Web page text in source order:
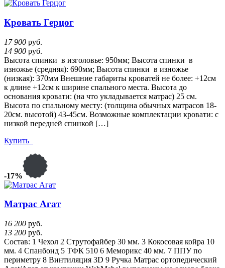
Кровать Герцог
17 900 руб.
14 900 руб.
Высота спинки в изголовье: 950мм; Высота спинки в
изножье (средняя): 690мм; Высота спинки в изножье
(низкая): 370мм Внешние габариты кроватей не более: +12см
к длине +12см к ширине спального места. Высота до
основания кровати: (на что укладывается матрас) 25 см.
Высота по спальному месту: (толщина обычных матрасов 18-
20см. высотой) 43-45см. Возможные комплектации кровати: с
низкой передней спинкой […]
Купить
-17%
Матрас Агат
16 200 руб.
13 200 руб.
Состав: 1 Чехол 2 Струтофайбер 30 мм. 3 Кокосовая койра 10
мм. 4 Спанбонд 5 ТФК 510 6 Меморикс 40 мм. 7 ППУ по
периметру 8 Винтиляция 3D 9 Ручка Матрас ортопедический